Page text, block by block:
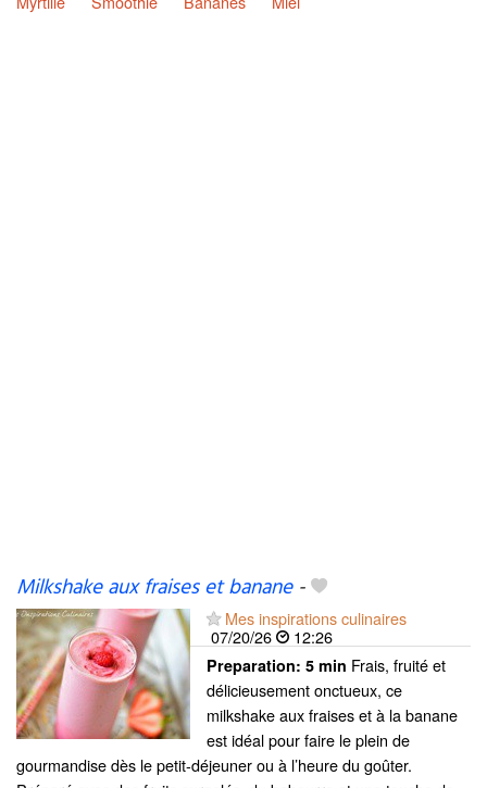
Milkshake aux fraises et banane-
Mes inspirations culinaires
07/20/26
12:26
Preparation: 5 min Frais, fruité et
délicieusement onctueux, ce
milkshake aux fraises et à la banane
est idéal pour faire le plein de
gourmandise dès le petit-déjeuner ou à l’heure du goûter.